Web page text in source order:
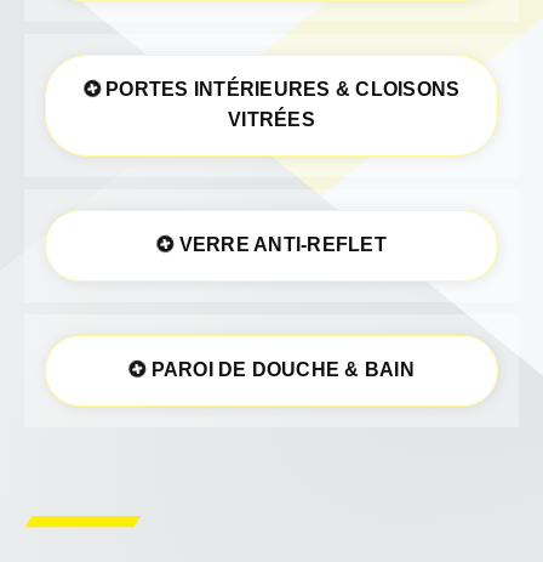
PORTES INTÉRIEURES & CLOISONS
VITRÉES
VERRE ANTI-REFLET
PAROI DE DOUCHE & BAIN